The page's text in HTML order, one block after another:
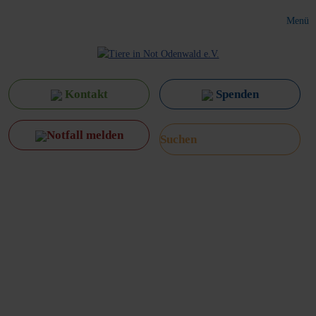
Menü
Kontakt Spenden
Notfall melden